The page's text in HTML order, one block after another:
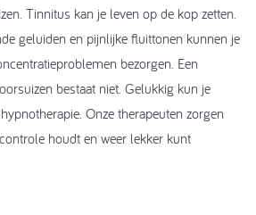
Tinnitus kan je leven op de kop zetten.
geluiden en pijnlijke fluittonen kunnen je
bezorgen. Een
bestaat niet. Gelukkig kun je
Onze therapeuten zorgen
houdt en weer lekker kunt